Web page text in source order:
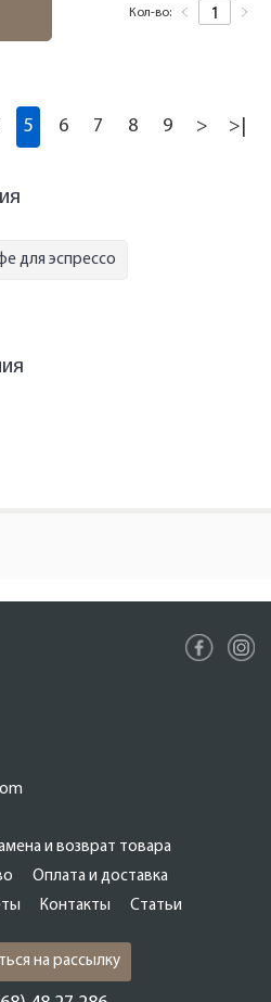
Кол-во:
5 6 7 8 9 > >|
для эспрессо
и возврат товара
Оплата и доставка
Контакты Статьи
на рассылку